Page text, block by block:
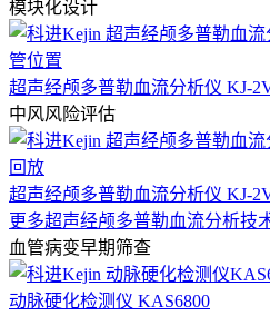
模块化设计
超声经颅多普勒血流分析仪 KJ-
中风风险评估
超声经颅多普勒血流分析仪 KJ-
更多超声经颅多普勒血流分析技
血管病变早期筛查
动脉硬化检测仪 KAS6800